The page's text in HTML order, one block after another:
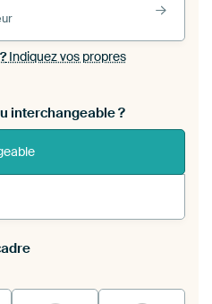
Indiquez vos propres
interchangeable ?
impression dans